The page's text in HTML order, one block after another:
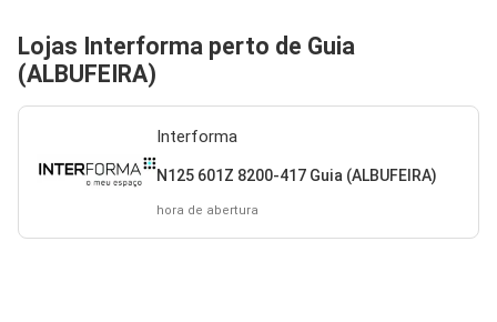
Lojas Interforma perto de Guia
(ALBUFEIRA)
Interforma
N125 601Z 8200-417 Guia (ALBUFEIRA)
hora de abertura